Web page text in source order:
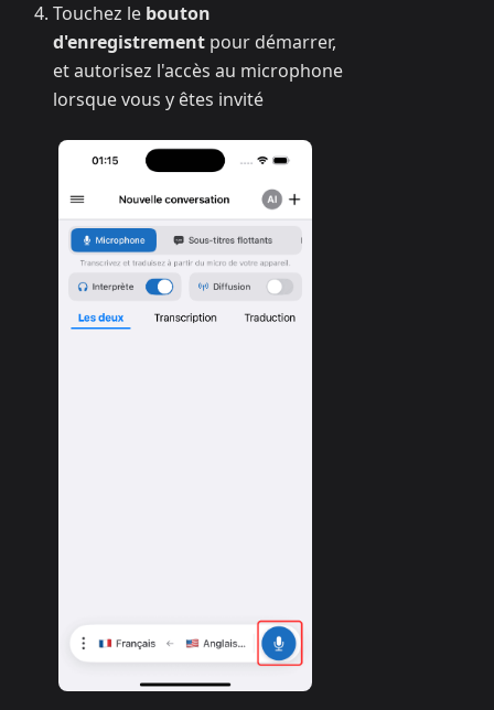
Touchez le bouton
d'enregistrement pour démarrer,
et autorisez l'accès au microphone
lorsque vous y êtes invité